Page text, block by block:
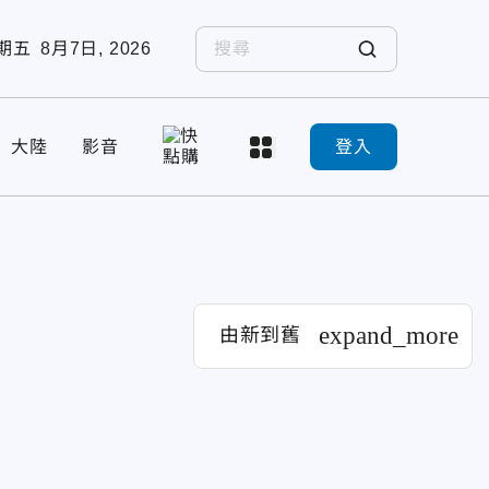
五 8月7日, 2026
大陸 影音 登入
由新到舊 expand_more